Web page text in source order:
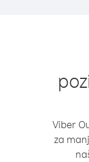
Viber
za